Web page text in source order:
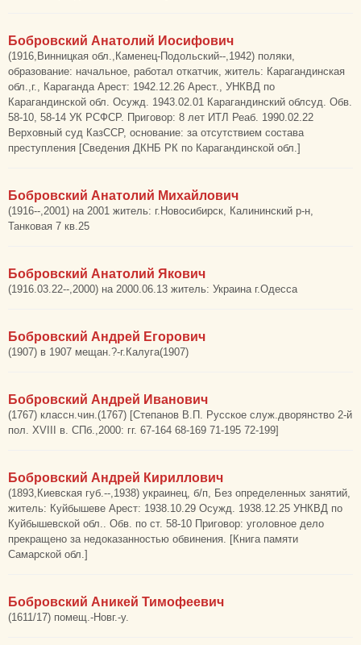
Бобровский Анатолий Иосифович
(1916,Винницкая обл.,Каменец-Подольский--,1942) поляки,
образование: начальное, работал откатчик, житель: Карагандинская
обл.,г., Караганда Арест: 1942.12.26 Арест., УНКВД по
Карагандинской обл. Осужд. 1943.02.01 Карагандинский облсуд. Обв.
58-10, 58-14 УК РСФСР. Приговор: 8 лет ИТЛ Реаб. 1990.02.22
Верховный суд КазССР, основание: за отсутствием состава
преступления [Сведения ДКНБ РК по Карагандинской обл.]
Бобровский Анатолий Михайлович
(1916--,2001) на 2001 житель: г.Новосибирск, Калининский р-н,
Танковая 7 кв.25
Бобровский Анатолий Якович
(1916.03.22--,2000) на 2000.06.13 житель: Украина г.Одесса
Бобровский Андрей Егорович
(1907) в 1907 мещан.?-г.Калуга(1907)
Бобровский Андрей Иванович
(1767) классн.чин.(1767) [Степанов В.П. Русское служ.дворянство 2-й
пол. XVIII в. СПб.,2000: гг. 67-164 68-169 71-195 72-199]
Бобровский Андрей Кириллович
(1893,Киевская губ.--,1938) украинец, б/п, Без определенных занятий,
житель: Куйбышеве Арест: 1938.10.29 Осужд. 1938.12.25 УНКВД по
Куйбышевской обл.. Обв. по ст. 58-10 Приговор: уголовное дело
прекращено за недоказанностью обвинения. [Книга памяти
Самарской обл.]
Бобровский Аникей Тимофеевич
(1611/17) помещ.-Новг.-у.